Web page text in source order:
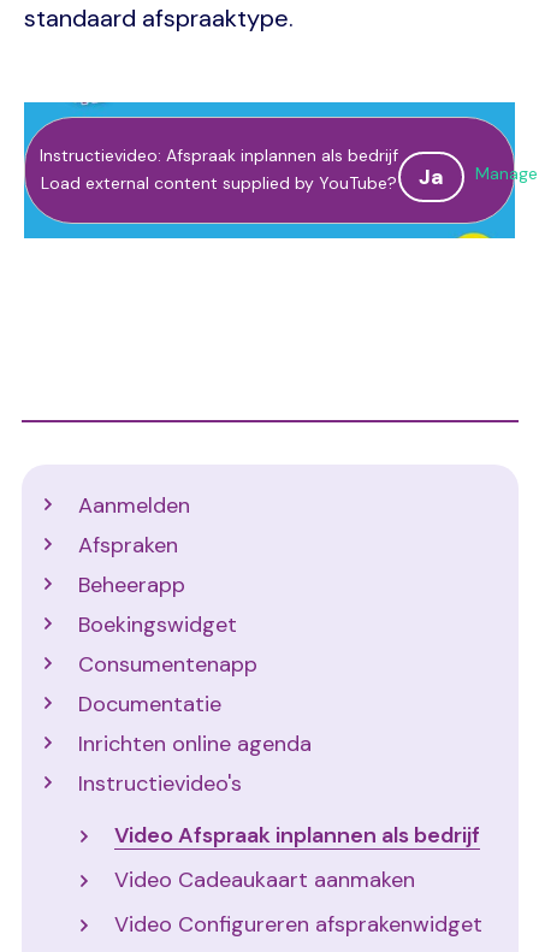
standaard afspraaktype.
Instructievideo: Afspraak inplannen als bedrijf
Load external content supplied by YouTube? Ja
Aanmelden
Afspraken
Beheerapp
Boekingswidget
Consumentenapp
Documentatie
Inrichten online agenda
Instructievideo's
Video Afspraak inplannen als bedrijf
Video Cadeaukaart aanmaken
Video Configureren afsprakenwidget